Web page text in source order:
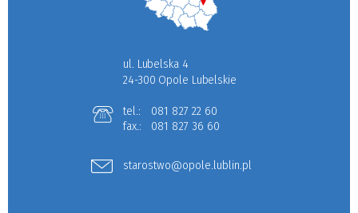
ul. Lubelska 4
24-300 Opole Lubelskie
tel.:
081 827 22 60
fax.:
081 827 36 60
starostwo@opole.lublin.pl